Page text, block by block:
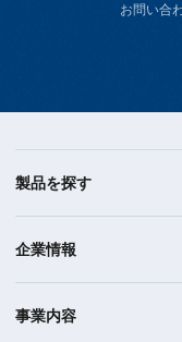
お問い合
製品を探す
企業情報
事業内容